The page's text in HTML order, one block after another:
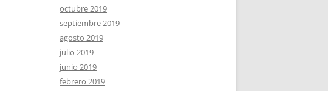
octubre 2019
septiembre 2019
agosto 2019
julio 2019
junio 2019
febrero 2019